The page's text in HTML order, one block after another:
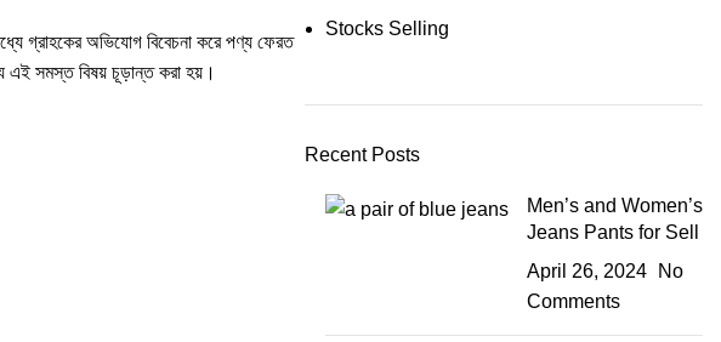
গ্রাহকের অভিযোগ বিবেচনা করে পণ্য ফেরত
এই সমস্ত বিষয় চূড়ান্ত করা হয়।
Stocks Selling
Recent Posts
Men’s and Women’s
Jeans Pants for Sell
April 26, 2024
No
Comments